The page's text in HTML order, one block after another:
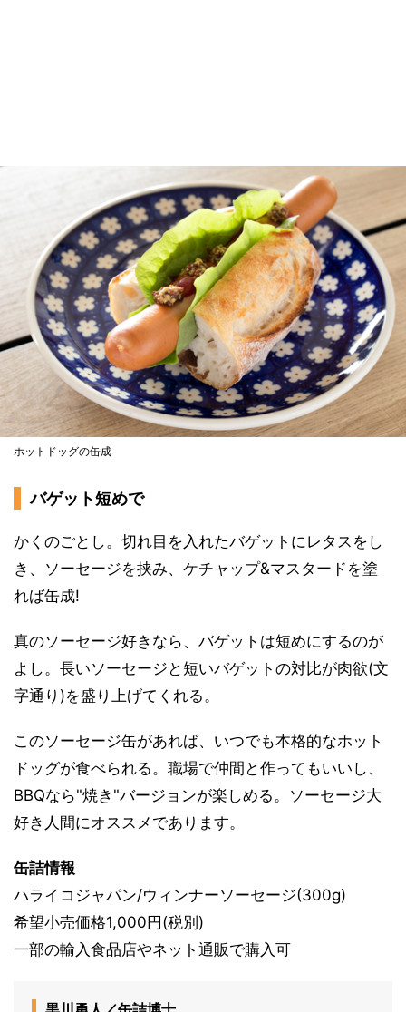
ホットドッグの缶成
バゲット短めで
かくのごとし。切れ目を入れたバゲットにレタスをし
き、ソーセージを挟み、ケチャップ&マスタードを塗
れば缶成!
真のソーセージ好きなら、バゲットは短めにするのが
よし。長いソーセージと短いバゲットの対比が肉欲(文
字通り)を盛り上げてくれる。
このソーセージ缶があれば、いつでも本格的なホット
ドッグが食べられる。職場で仲間と作ってもいいし、
BBQなら"焼き"バージョンが楽しめる。ソーセージ大
好き人間にオススメであります。
缶詰情報
ハライコジャパン/ウィンナーソーセージ(300g)
希望小売価格1,000円(税別)
一部の輸入食品店やネット通販で購入可